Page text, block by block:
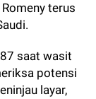
terus
saat wasit
potensi
layar,